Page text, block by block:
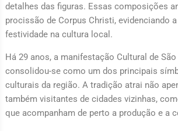
detalhes das figuras. Essas composições
procissão de Corpus Christi, evidenciando
festividade na cultura local.
Há 29 anos, a manifestação Cultural de
consolidou-se como um dos principais
culturais da região. A tradição atrai não
também visitantes de cidades vizinhas,
que acompanham de perto a produção e a